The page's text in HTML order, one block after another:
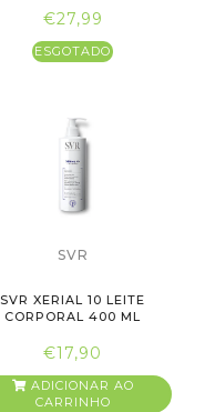
€27,99
ESGOTADO
SVR
SVR XERIAL 10 LEITE
CORPORAL 400 ML
€17,90
ADICIONAR AO
CARRINHO